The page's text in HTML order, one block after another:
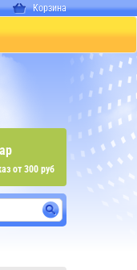
Корзина
от 300 руб